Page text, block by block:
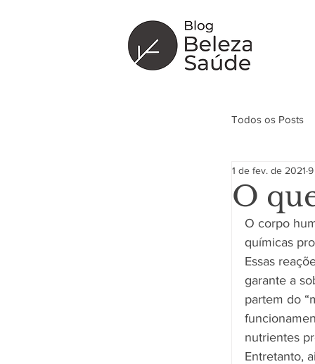
Todos os Posts
O
1 de fev. de 2021
O corpo
químicas
Essas
garante a
partem do
nutrientes
Entretanto,